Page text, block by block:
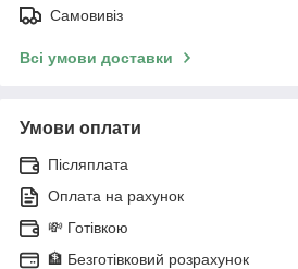
Самовивіз
Всі умови доставки
Умови оплати
Післяплата
Оплата на рахунок
💸 Готівкою
🏦 Безготівковий розрахунок